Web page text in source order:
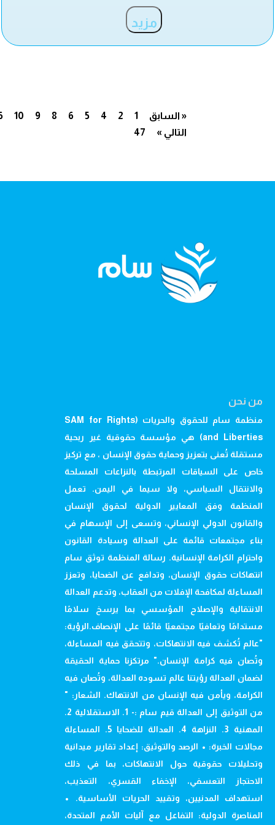
مزيد
« السابق 1
2
4
5
6
8
9
10
47
التالي »
من نحن
منظمة سام للحقوق والحريات (SAM for Rights
and Liberties) هي مؤسسة حقوقية غير ربحية
مستقلة تُعنى بتعزيز وحماية حقوق الإنسان ، مع تركيز
خاص على السياقات المرتبطة بالنزاعات المسلحة
والانتقال السياسي، ولا سيما في اليمن. تعمل
المنظمة وفق المعايير الدولية لحقوق الإنسان
والقانون الدولي الإنساني، وتسعى إلى الإسهام في
بناء مجتمعات قائمة على العدالة وسيادة القانون
واحترام الكرامة الإنسانية. رسالة المنظمة توثق سام
انتهاكات حقوق الإنسان، وتدافع عن الضحايا، وتعزز
المساءلة لمكافحة الإفلات من العقاب، وتدعم العدالة
الانتقالية والإصلاح المؤسسي بما يرسخ سلامًا
مستدامًا وتعافيًا مجتمعيًا قائمًا على الإنصاف.الرؤية:
"عالم تُكشف فيه الانتهاكات، وتتحقق فيه المساءلة،
وتُصان فيه كرامة الإنسان." مرتكزنا حماية الحقيقة
لضمان العدالة رؤيتنا عالم تسوده العدالة، وتُصان فيه
الكرامة، ويأمن فيه الإنسان من الانتهاك. الشعار: "
من التوثيق إلى العدالة قيم سام :- 1. الاستقلالية 2.
المهنية 3. النزاهة 4. العدالة للضحايا 5. المساءلة
مجالات الخبرة: • الرصد والتوثيق: إعداد تقارير ميدانية
وتحليلات حقوقية حول الانتهاكات، بما في ذلك
الاحتجاز التعسفي، الإخفاء القسري، التعذيب،
استهداف المدنيين، وتقييد الحريات الأساسية. •
المناصرة الدولية: التفاعل مع آليات الأمم المتحدة،